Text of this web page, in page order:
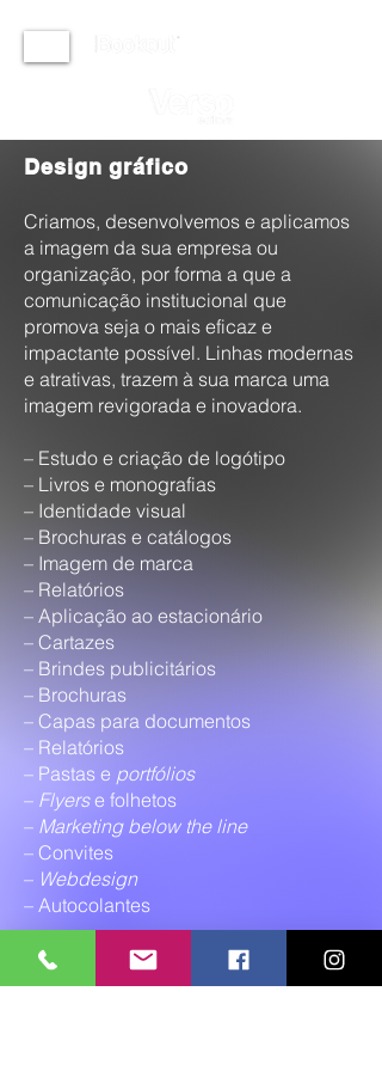
Design gráfico
Criamos, desenvolvemos e aplicamos
a imagem da sua empresa ou
organização, por forma a que a
comunicação institucional que
promova seja o mais eficaz e
impactante possível. Linhas modernas
e atrativas, trazem à sua marca uma
imagem revigorada e inovadora.
– Estudo e criação de logótipo
– Livros e monografias
– Identidade visual
– Brochuras e catálogos
– Imagem de marca
– Relatórios
– Aplicação ao estacionário
– Cartazes
– Brindes publicitários
– Brochuras
– Capas para documentos
– Relatórios
– Pastas e portfólios
– Flyerse folhetos
– Marketing below the line
– Convites
– Webdesign
– Autocolantes
Subscreva a nossa newsletter